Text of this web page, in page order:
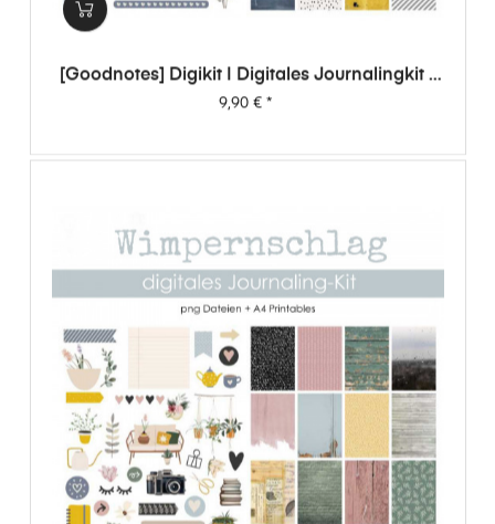
[Goodnotes] Digikit | Digitales Journalingkit -
Wimpernschlag
Preis
9,90 €*